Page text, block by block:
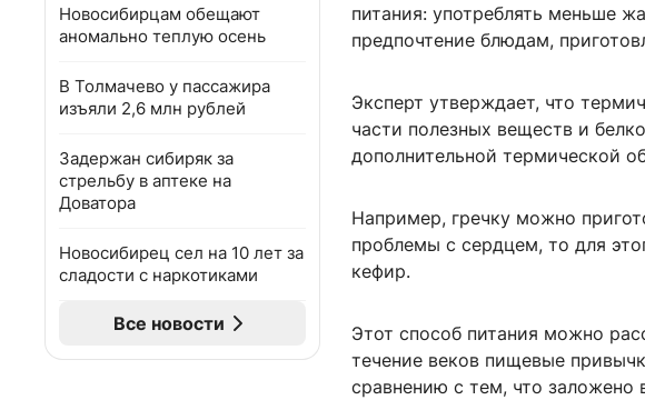
Новосибирцам обещают
аномально теплую осень
В Толмачево у пассажира
изъяли 2,6 млн рублей
Задержан сибиряк за
стрельбу в аптеке на
Доватора
Новосибирец сел на 10 лет за
сладости с наркотиками
Все новости
питания: употреблять меньше
предпочтение блюдам,
Эксперт утверждает, что
части полезных веществ и
дополнительной термической
Например, гречку можно
проблемы с сердцем, то для
кефир.
Этот способ питания можно
течение веков пищевые
сравнению с тем, что